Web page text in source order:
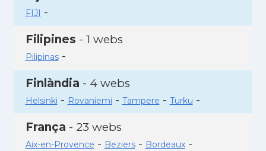
FIJI -
Filipines - 1 webs
Pilipinas-
Finlàndia - 4 webs
Helsinki - Rovaniemi - Tampere - Turku -
França - 23 webs
Aix-en-Provence - Beziers- Bordeaux-